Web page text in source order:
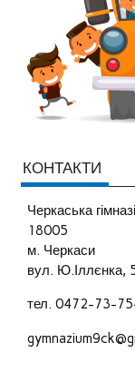
КОНТАКТИ
Черкаська
18005
м. Черкаси
вул. Ю.Іллєнка,
тел. 0472-73-